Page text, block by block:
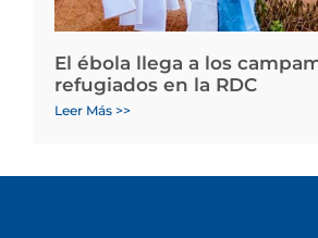
El ébola llega a los
refugiados en la RDC
Leer Más >>